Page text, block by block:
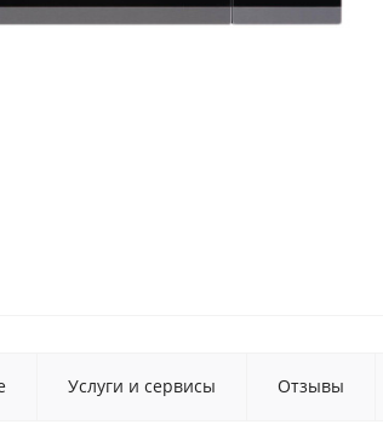
Услуги и сервисы Отзывы